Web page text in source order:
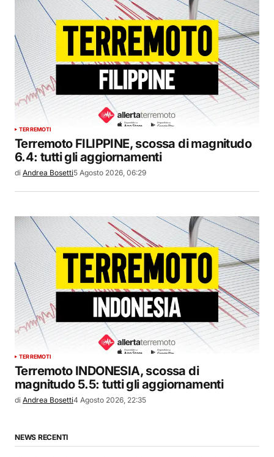
TERREMOTI
Terremoto FILIPPINE, scossa di magnitudo
6.4: tutti gli aggiornamenti
di Andrea Bosetti5 Agosto 2026, 06:29
TERREMOTI
Terremoto INDONESIA, scossa di
magnitudo 5.5: tutti gli aggiornamenti
di Andrea Bosetti4 Agosto 2026, 22:35
NEWS RECENTI